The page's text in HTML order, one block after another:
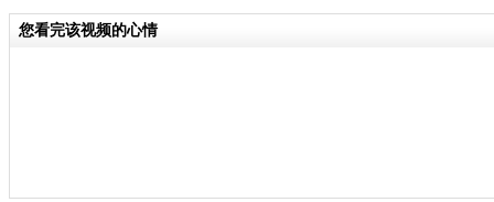
您看完该视频的心情